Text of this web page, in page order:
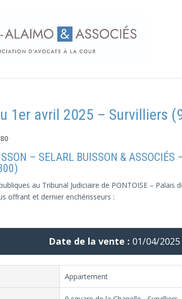
1er avril 2025 – Survilliers
– SELARL BUISSON & ASSOCIÉS
au Tribunal Judiciaire de PONTOISE –
offrant et dernier enchérisseurs :
Date de la vente : 01/04/2025
Appartement